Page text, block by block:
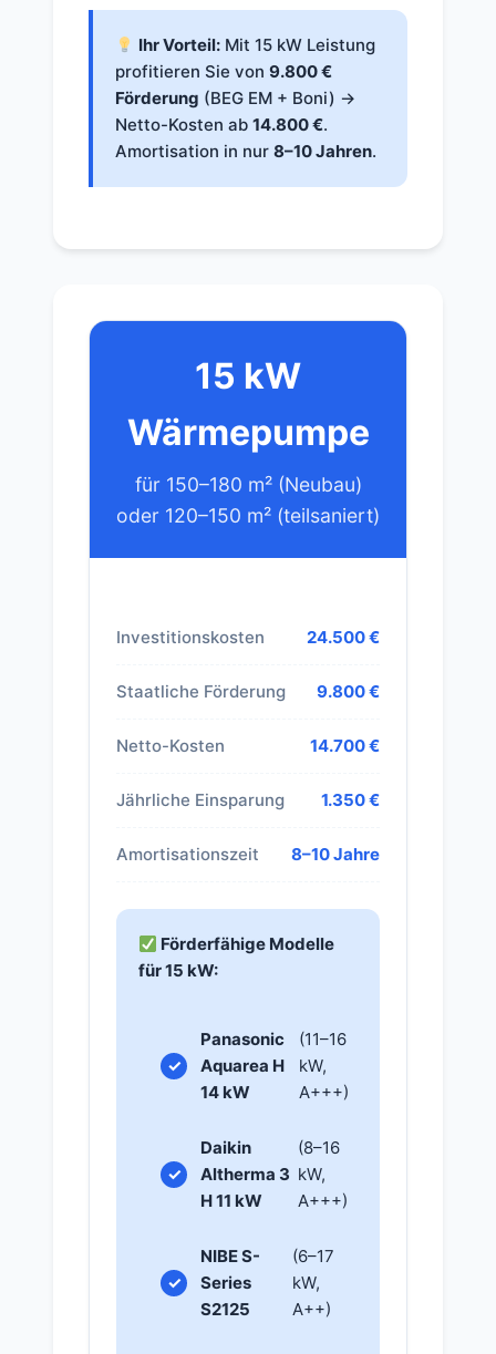
Ihr Vorteil: Mit 15 kW Leistung
profitieren Sie von 9.800 €
Förderung (BEG EM + Boni) →
Netto-Kosten ab 14.800 €.
Amortisation in nur 8–10 Jahren.
15 kW
Wärmepumpe
für 150–180 m² (Neubau)
oder 120–150 m² (teilsaniert)
Investitionskosten 24.500 €
Staatliche Förderung 9.800 €
Netto-Kosten 14.700 €
Jährliche Einsparung 1.350 €
Amortisationszeit 8–10 Jahre
Förderfähige Modelle
für 15 kW:
Panasonic
Aquarea H
14 kW
(11–16
kW,
A+++)
Daikin
Altherma 3
H 11 kW
(8–16
kW,
A+++)
NIBE S-
Series
S2125
(6–17
kW,
A++)